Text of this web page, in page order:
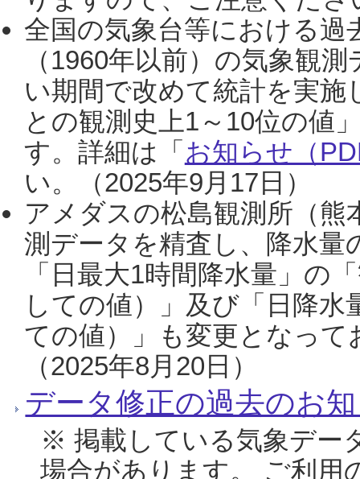
全国の気象台等における過
（1960年以前）の気象観
い期間で改めて統計を実
との観測史上1～10位の値
す。詳細は「 お知らせ（
い。（2025年9月17日）
アメダスの松島観測所（熊
測データを精査し、降水
「日最大1時間降水量」の
しての値）」及び「日降
ての値）」も変更となっ
（2025年8月20日）
データ修正の過去のお
※ 掲載している気象デー
場合があります。 ご利用